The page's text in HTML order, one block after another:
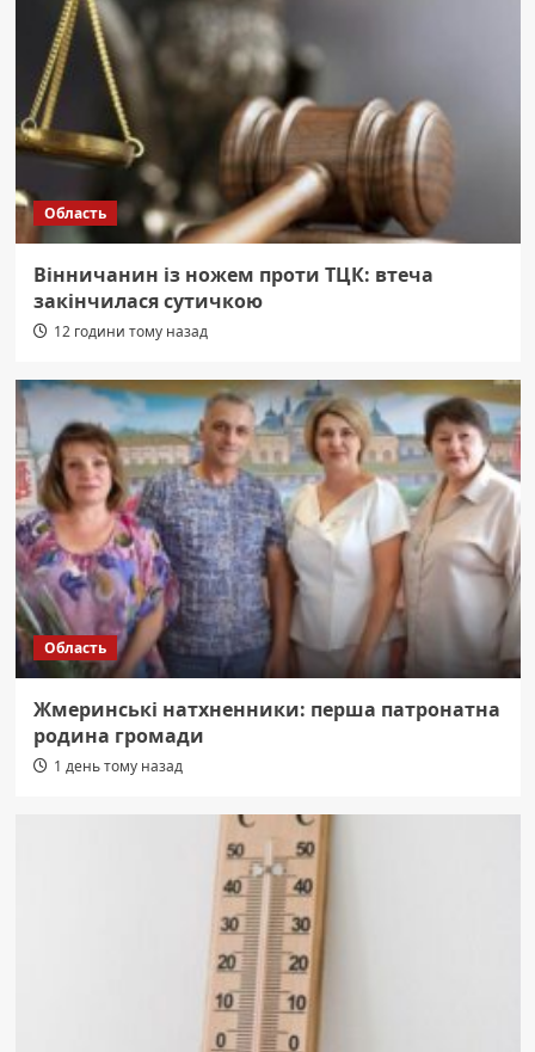
Область
Вінничанин із ножем проти ТЦК: втеча
закінчилася сутичкою
12 години тому назад
Область
Жмеринські натхненники: перша патронатна
родина громади
1 день тому назад